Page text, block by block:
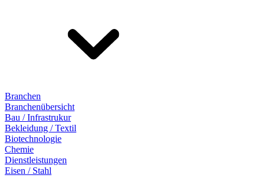
Branchen
Branchenübersicht
Bau / Infrastrukur
Bekleidung / Textil
Biotechnologie
Chemie
Dienstleistungen
Eisen / Stahl